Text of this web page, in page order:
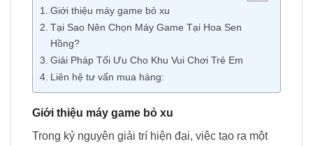
Giới thiệu máy game bỏ xu
Tại Sao Nên Chọn Máy Game Tại Hoa Sen
Hồng?
Giải Pháp Tối Ưu Cho Khu Vui Chơi Trẻ Em
Liên hệ tư vấn mua hàng:
Giới thiệu máy game bỏ xu
Trong kỷ nguyên giải trí hiện đại, việc tạo ra một